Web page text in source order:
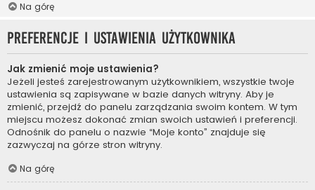
Na górę
Preferencje i ustawienia użytkownika
Jak zmienić moje ustawienia?
Jeżeli jesteś zarejestrowanym użytkownikiem, wszystkie twoje
ustawienia są zapisywane w bazie danych witryny. Aby je
zmienić, przejdź do panelu zarządzania swoim kontem. W tym
miejscu możesz dokonać zmian swoich ustawień i preferencji.
Odnośnik do panelu o nazwie “Moje konto” znajduje się
zazwyczaj na górze stron witryny.
Na górę